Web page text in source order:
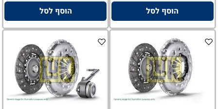
הוסף לסל
הוסף לסל